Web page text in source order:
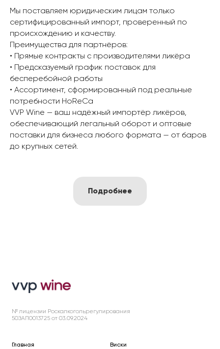
Мы поставляем юридическим лицам только
сертифицированный импорт, проверенный по
происхождению и качеству.
Преимущества для партнёров:
• Прямые контракты с производителями ликёра
• Предсказуемый график поставок для
бесперебойной работы
• Ассортимент, сформированный под реальные
потребности HoReCa
VVP Wine — ваш надёжный импортёр ликёров,
обеспечивающий легальный оборот и оптовые
поставки для бизнеса любого формата — от баров
до крупных сетей.
Подробнее
№ лицензии Роскалкогольрегулирования
50ЗАП0013725 от 03.09.2024
Главная Виски